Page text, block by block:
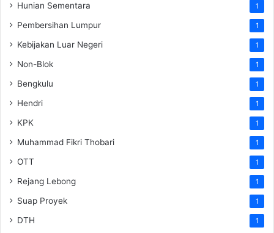
Hunian Sementara 1
Pembersihan Lumpur 1
Kebijakan Luar Negeri 1
Non-Blok 1
Bengkulu 1
Hendri 1
KPK 1
Muhammad Fikri Thobari 1
OTT 1
Rejang Lebong 1
Suap Proyek 1
DTH 1